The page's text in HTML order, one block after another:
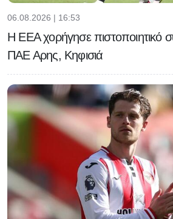
06.08.2026 | 16:53
Η ΕΕΑ χορήγησε πιστοποιητικό
ΠΑΕ Αρης, Κηφισιά